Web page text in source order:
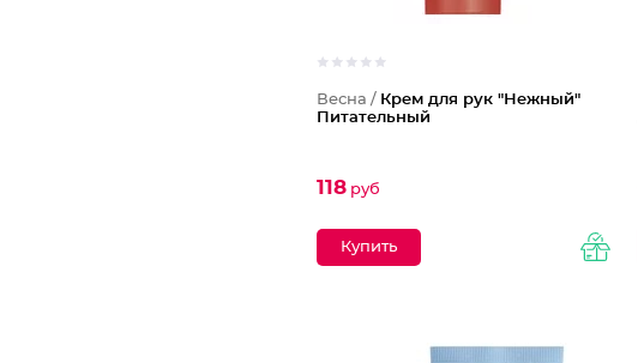
Весна / Крем для рук "Нежный"
Питательный
118руб